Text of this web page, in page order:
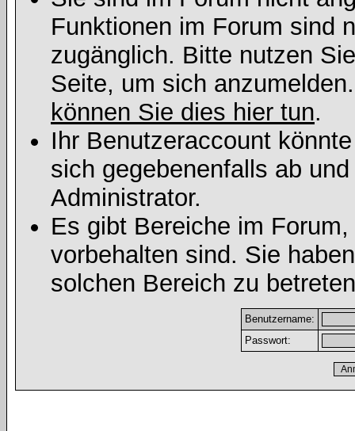
Funktionen im Forum sind
zugänglich. Bitte nutzen
Seite, um sich
können Sie dies hier tun.
Ihr Benutzeraccount
sich gegebenenfalls ab
Administrator.
Es gibt Bereiche im
vorbehalten sind. Sie
solchen Bereich zu
Benutzername:
Passwort: